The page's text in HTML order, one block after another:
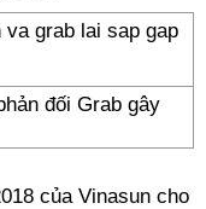
đối Grab gây
của Vinasun cho